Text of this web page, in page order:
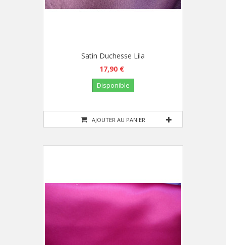
AJOUTER AU PANIER
Satin Duchesse Lila
17,90 €
Disponible